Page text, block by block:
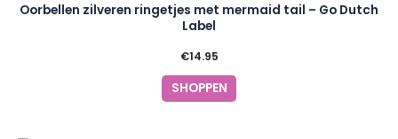
Oorbellen zilveren ringetjes met mermaid tail – Go Dutch
Label
€14.95
SHOPPEN